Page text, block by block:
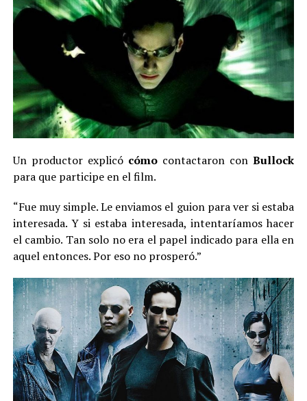
Un productor explicócómocontactaron conBullock
para que participe en el film.
“Fue muy simple. Le enviamos el guion para ver si estaba
interesada. Y si estaba interesada, intentaríamos hacer
el cambio. Tan solo no era el papel indicado para ella en
aquel entonces. Por eso no prosperó.”